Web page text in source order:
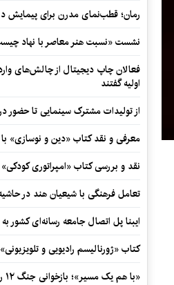
رمان؛ قطب‌نمای مدرن برای پیمایش
نشست «نسبت هنر معاصر با نهاد
فعالان چاپ دیجیتال از چالش‌های
اولیه گفتند
از تولیدات مشترک سینمایی تا حضور
معرفی و نقد کتاب «دین و نوسازی»
نقد و بررسی کتاب «امپراتوری کودکی»
تعامل فرهنگی با شیعیان هند در
ایبنا پل اتصال جامعه رسانه‌ای کشور
کتاب «ژورنالیسم رادیویی و تلویزیونی»
«با هم یک مسیر»؛ بازخوانی جنگ ۱۲ روزه در قاب یک رمان کوتاه